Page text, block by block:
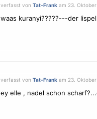
verfasst von Tat-Frankam 23. Oktober
waas kuranyi?????---der
verfasst von Tat-Frankam 23. Oktober
ey elle , nadel schon